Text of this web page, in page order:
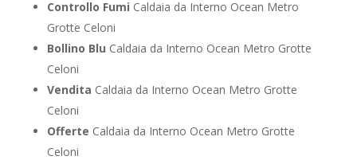
Controllo Fumi Caldaia da Interno Ocean Metro
Grotte Celoni
Bollino Blu Caldaia da Interno Ocean Metro Grotte
Celoni
Vendita Caldaia da Interno Ocean Metro Grotte
Celoni
Offerte Caldaia da Interno Ocean Metro Grotte
Celoni